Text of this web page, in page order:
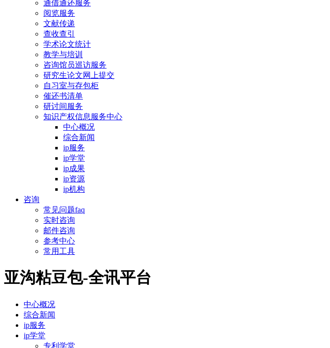
通借通还服务
阅览服务
文献传递
查收查引
学术论文统计
教学与培训
咨询馆员巡访服务
研究生论文网上提交
自习室与存包柜
催还书清单
研讨间服务
知识产权信息服务中心
中心概况
综合新闻
ip服务
ip学堂
ip成果
ip资源
ip机构
咨询
常见问题faq
实时咨询
邮件咨询
参考中心
常用工具
亚沟粘豆包-全讯平台
中心概况
综合新闻
ip服务
ip学堂
专利学堂